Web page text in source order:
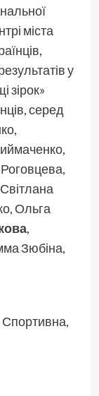
міста
у
зірок»
серед
Ольга
,
Зюбіна,
Спортивна,